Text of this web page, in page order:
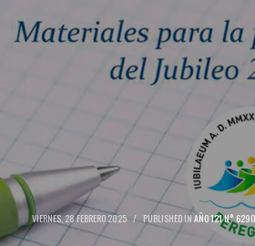
VIERNES, 28 FEBRERO 2025 / PUBLISHED IN AÑO 121 N° 6290